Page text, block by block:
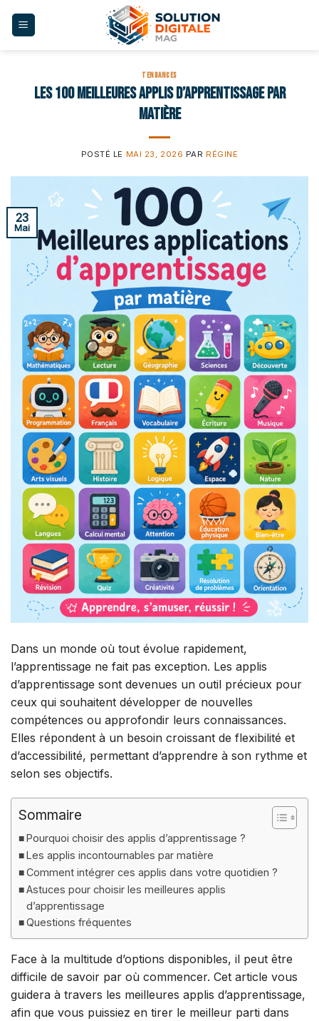
TENDANCES
Les 100 meilleures applis d’apprentissage par
matière
POSTÉ LE MAI 23, 2026 PAR RÉGINE
23
Mai
Dans un monde où tout évolue rapidement,
l’apprentissage ne fait pas exception. Les applis
d’apprentissage sont devenues un outil précieux pour
ceux qui souhaitent développer de nouvelles
compétences ou approfondir leurs connaissances.
Elles répondent à un besoin croissant de flexibilité et
d’accessibilité, permettant d’apprendre à son rythme et
selon ses objectifs.
Sommaire
Pourquoi choisir des applis d’apprentissage ?
Les applis incontournables par matière
Comment intégrer ces applis dans votre quotidien ?
Astuces pour choisir les meilleures applis
d’apprentissage
Questions fréquentes
Face à la multitude d’options disponibles, il peut être
difficile de savoir par où commencer. Cet article vous
guidera à travers les meilleures applis d’apprentissage,
afin que vous puissiez en tirer le meilleur parti dans